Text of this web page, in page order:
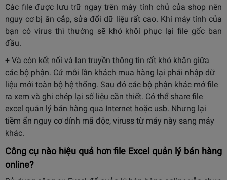
Các file được lưu trữ ngay trên máy tính chủ của shop nên
nguy cơ bị ăn cắp, sửa đổi dữ liệu rất cao. Khi máy tính của
bạn có virus thì thường sẽ khó khôi phục lại file gốc ban
đầu.
+ Và còn kết nối và lan truyền thông tin rất khó khăn giữa
các bộ phận. Cứ mỗi lần khách mua hàng lại phải nhập dữ
liệu mới toàn bộ hệ thống. Sau đó các bộ phận khác mở file
ra xem và ghi chép lại số liệu cần thiết. Có thể share file
excel quản lý bán hàng qua Internet hoặc usb. Nhưng lại
tiềm ẩn nguy cơ dính mã độc, viruss từ máy này sang máy
khác.
Công cụ nào hiệu quả hơn file Excel quản lý bán hàng
online?